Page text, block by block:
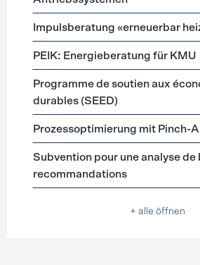
Impulsberatung «erneuerbar
PEIK: Energieberatung für KMU
Programme de soutien aux
durables (SEED)
Prozessoptimierung mit Pinch-
Subvention pour une analyse
recommandations
+ alle öffnen